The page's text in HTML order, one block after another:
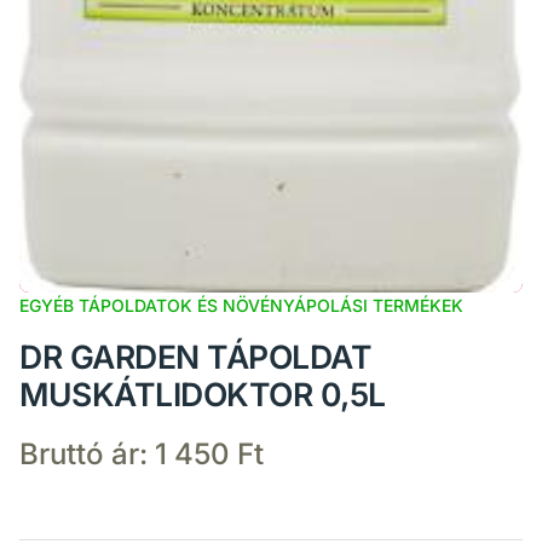
EGYÉB TÁPOLDATOK ÉS NÖVÉNYÁPOLÁSI TERMÉKEK
DR GARDEN TÁPOLDAT
MUSKÁTLIDOKTOR 0,5L
Bruttó ár: 1 450 Ft